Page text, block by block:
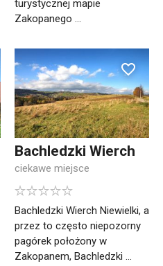
turystycznej mapie
Zakopanego ...
Bachledzki Wierch
ciekawe miejsce
Bachledzki Wierch Niewielki, a
przez to często niepozorny
pagórek położony w
Zakopanem, Bachledzki ...